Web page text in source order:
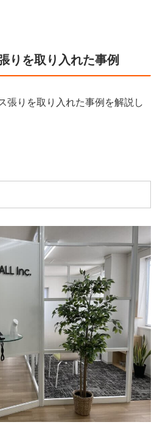
りを取り入れた事例
張りを取り入れた事例を解説し